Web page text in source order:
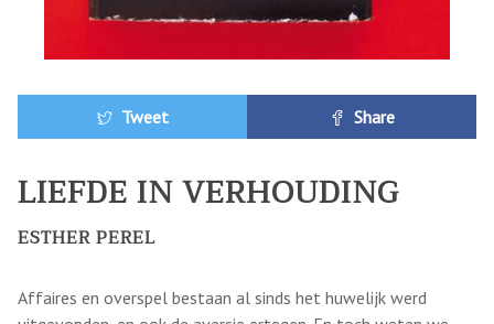
Tweet Share
LIEFDE IN VERHOUDING
ESTHER PEREL
Affaires en overspel bestaan al sinds het huwelijk werd